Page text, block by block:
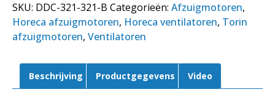
321
aantal
SKU: DDC-321-321-B Categorieën: Afzuigmotoren,
Horeca afzuigmotoren, Horeca ventilatoren, Torin
afzuigmotoren, Ventilatoren
Beschrijving Productgegevens Video